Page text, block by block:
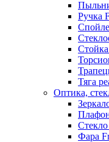
Ручка
Тяга
Оптика,
Фара